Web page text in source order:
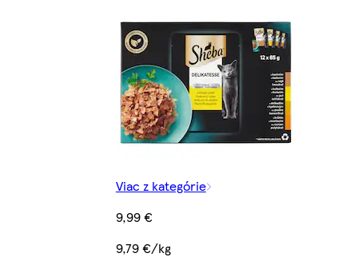
Viac z kategórie
9,99 €
9,79 €/kg